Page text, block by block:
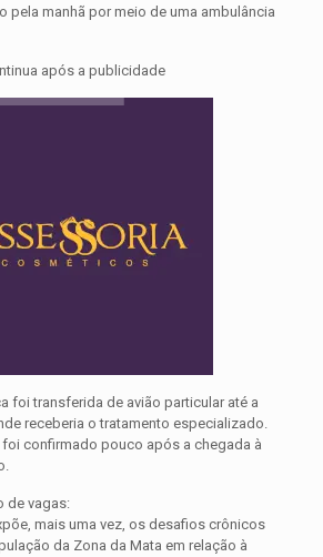
pela manhã por meio de uma ambulância
após a publicidade
foi transferida de avião particular até a
receberia o tratamento especializado.
confirmado pouco após a chegada à
de vagas:
mais uma vez, os desafios crônicos
da Zona da Mata em relação à